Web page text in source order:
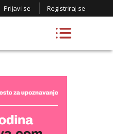
Prijavi se Registriraj se